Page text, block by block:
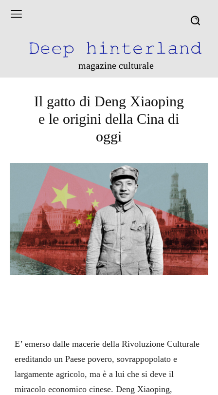
magazine culturale
Il gatto di Deng Xiaoping
e le origini della Cina di
oggi
E’ emerso dalle macerie della Rivoluzione Culturale
ereditando un Paese povero, sovrappopolato e
largamente agricolo, ma è a lui che si deve il
miracolo economico cinese. Deng Xiaoping,